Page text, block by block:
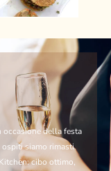
occasione della festa
siamo rimasti
cibo ottimo,